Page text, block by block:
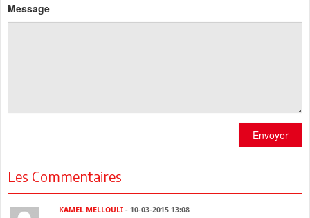
Message
Envoyer
Les Commentaires
KAMEL MELLOULI - 10-03-2015 13:08